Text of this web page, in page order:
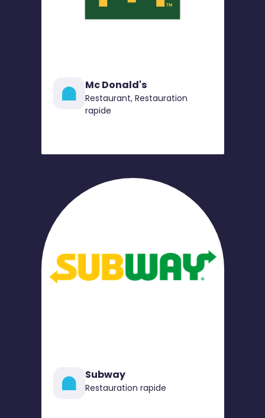
Mc Donald's
Restaurant, Restauration
rapide
Subway
Restauration rapide